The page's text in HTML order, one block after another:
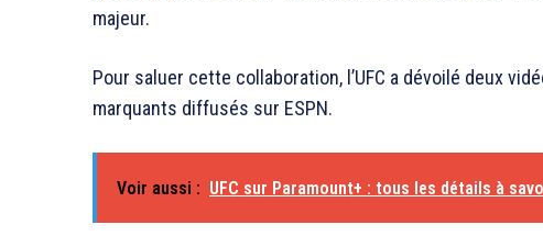
majeur.
Pour saluer cette collaboration, l’UFC a dévoilé deux
marquants diffusés sur ESPN.
Voir aussi : UFC sur Paramount+ : tous les détails à